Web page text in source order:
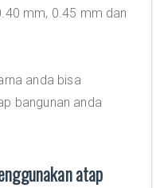
mm, 0.45 mm dan
anda bisa
bangunan anda
atap